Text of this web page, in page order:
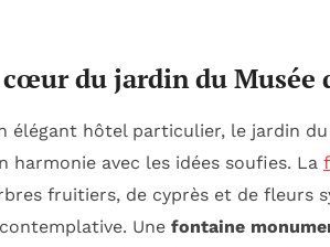
du jardin du Musée
élégant hôtel particulier, le jardin
harmonie avec les idées soufies. La
fruitiers, de cyprès et de fleurs
Une fontaine